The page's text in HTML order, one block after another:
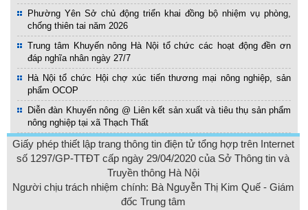
Phường Yên Sở chủ động triển khai đồng bộ nhiệm vụ phòng,
chống thiên tai năm 2026
Trung tâm Khuyến nông Hà Nội tổ chức các hoạt động đền ơn
đáp nghĩa nhân ngày 27/7
Hà Nội tổ chức Hội chợ xúc tiến thương mại nông nghiệp, sản
phẩm OCOP
Diễn đàn Khuyến nông @ Liên kết sản xuất và tiêu thụ sản phẩm
nông nghiệp tại xã Thạch Thất
Giấy phép thiết lập trang thông tin điện tử tổng hợp trên Internet
số 1297/GP-TTĐT cấp ngày 29/04/2020 của Sở Thông tin và
Truyền thông Hà Nội
Người chịu trách nhiệm chính: Bà Nguyễn Thị Kim Quế - Giám
đốc Trung tâm